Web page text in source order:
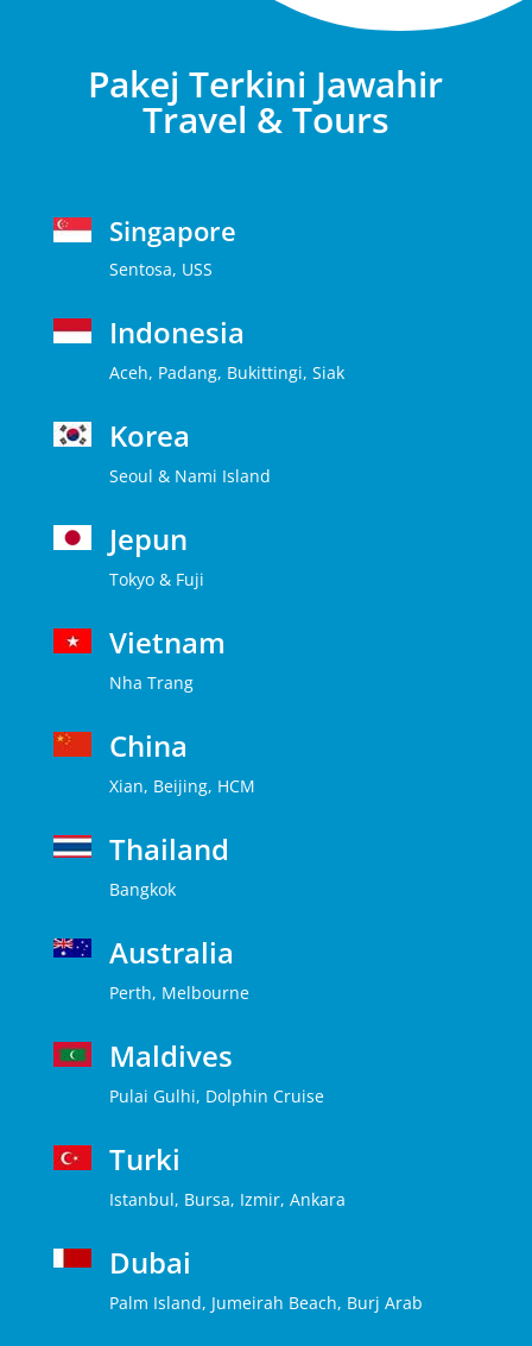
Pakej Terkini Jawahir
Travel & Tours
Singapore
Sentosa, USS
Indonesia
Aceh, Padang, Bukittingi, Siak
Korea
Seoul & Nami Island
Jepun
Tokyo & Fuji
Vietnam
Nha Trang
China
Xian, Beijing, HCM
Thailand
Bangkok
Australia
Perth, Melbourne
Maldives
Pulai Gulhi, Dolphin Cruise
Turki
Istanbul, Bursa, Izmir, Ankara
Dubai
Palm Island, Jumeirah Beach, Burj Arab